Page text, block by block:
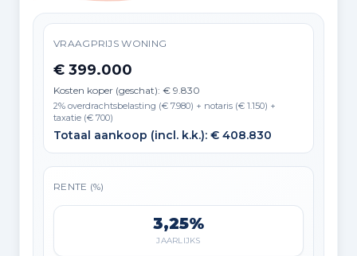
VRAAGPRIJS WONING
€ 399.000
Kosten koper (geschat): € 9.830
2% overdrachtsbelasting (€ 7.980) + notaris (€ 1.150) +
taxatie (€ 700)
Totaal aankoop (incl. k.k.): € 408.830
RENTE (%)
3,25%
JAARLIJKS